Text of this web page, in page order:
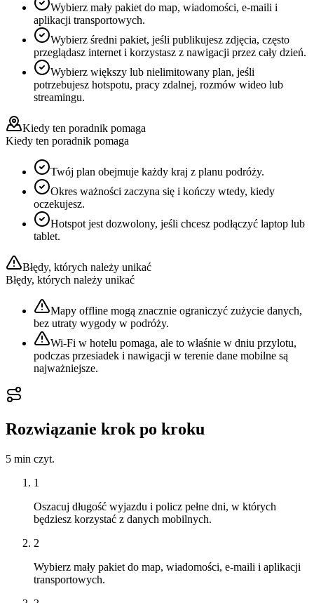
Wybierz mały pakiet do map, wiadomości, e-maili i
aplikacji transportowych.
Wybierz średni pakiet, jeśli publikujesz zdjęcia, często
przeglądasz internet i korzystasz z nawigacji przez cały dzień.
Wybierz większy lub nielimitowany plan, jeśli
potrzebujesz hotspotu, pracy zdalnej, rozmów wideo lub
streamingu.
Kiedy ten poradnik pomaga
Kiedy ten poradnik pomaga
Twój plan obejmuje każdy kraj z planu podróży.
Okres ważności zaczyna się i kończy wtedy, kiedy
oczekujesz.
Hotspot jest dozwolony, jeśli chcesz podłączyć laptop lub
tablet.
Błędy, których należy unikać
Błędy, których należy unikać
Mapy offline mogą znacznie ograniczyć zużycie danych,
bez utraty wygody w podróży.
Wi‑Fi w hotelu pomaga, ale to właśnie w dniu przylotu,
podczas przesiadek i nawigacji w terenie dane mobilne są
najważniejsze.
Rozwiązanie krok po kroku
5 min czyt.
1
Oszacuj długość wyjazdu i policz pełne dni, w których
będziesz korzystać z danych mobilnych.
2
Wybierz mały pakiet do map, wiadomości, e-maili i aplikacji
transportowych.